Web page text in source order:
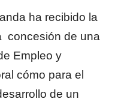
ha recibido la
concesión de una
Empleo y
cómo para el
de un